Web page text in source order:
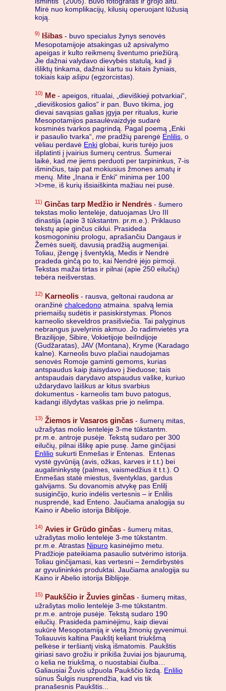
Mirė nuo komplikacijų, kilusių operuojant lūžusią
koją.
9) Išibas - buvo specialus žynys senovės
Mesopotamijoje atsakingas už apsivalymo
apeigas ir kulto reikmenų šventumo priežiūrą.
Jie dažnai valydavo dievybės statulą, kad ji
išliktų tinkama, dažnai kartu su kitais žyniais,
tokiais kaip ašipu (egzorcistas).
10) Me - apeigos, ritualai, „dieviškieji potvarkiai“,
„dieviškosios galios“ ir pan. Buvo tikima, jog
dievai savąsias galias įgyja per ritualus, kurie
Mesopotamijos pasaulėvaizdyje sudarė
kosminės tvarkos pagrindą. Pagal poemą „Enki
ir pasaulio tvarka“, me pradžių parengė Enlilis , o
vėliau perdavė Enki globai, kuris turėjo juos
išplatinti į įvairius šumerų centrus. Šumerai
laikė, kad me jiems perduoti per tarpininkus, 7-is
išminčius, taip pat mokiusius žmones amatų ir
menų. Mite „Inana ir Enki“ minima per 100
>I>me, iš kurių išsiaiškinta mažiau nei pusė.
11) Ginčas tarp Medžio ir Nendrės - šumero
tekstas molio lentelėje, datuojamas Uro III
dinastija (apie 3 tūkstantm. pr.m.e.). Priklauso
tekstų apie ginčus ciklui. Prasideda
kosmogoniniu prologu, aprašančiu Dangaus ir
Žemės sueitį, davusią pradžią augmenijai.
Toliau, įžengę į šventyklą, Medis ir Nendrė
pradeda ginčą po to, kai Nendrė įėjo pirmoji.
Tekstas mažai tirtas ir pilnai (apie 250 eilučių)
tebėra neišverstas.
12) Karneolis - rausva, geltonai raudona ar
oranžinė chalcedono atmaina. spalvą lemia
priemaišų sudėtis ir pasiskirstymas. Plonos
karneolio skeveldros prasišviečia. Tai palyginus
nebrangus juvelyrinis akmuo. Jo radimvietės yra
Brazilijoje, Sibire, Vokietijoje beiIndijoje
(Gudžaratas), JAV (Montana), Kryme (Karadago
kalne). Karneolis buvo plačiai naudojamas
senovės Romoje gaminti gemoms, kurias
antspaudus kaip įtaisydavo į žieduose; tais
antspaudais darydavo atspaudus vaške, kuriuo
uždarydavo laiškus ar kitus svarbius
dokumentus - karneolis tam buvo patogus,
kadangi išlydytas vaškas prie jo nelimpa.
13) Žiemos ir Vasaros ginčas - šumerų mitas,
užrašytas molio lentelėje 3-me tūkstantm.
pr.m.e. antroje pusėje. Tekstą sudaro per 300
eilučių, pilnai išlikę apie pusę. Jame ginčijasi
Enlilio sukurti Enmešas ir Entenas. Entenas
vystė gyvūniją (avis, ožkas, karves ir t.t.) bei
augalininkystę (palmes, vaismedžius it t.t.). O
Enmešas statė miestus, šventyklas, gardus
galvijams. Su dovanomis atvykę pas Enlilį
susiginčijo, kurio indėlis vertesnis – ir Enlilis
nusprendė, kad Enteno. Jaučiama analogija su
Kaino ir Abelio istorija Biblijoje.
14) Avies ir Grūdo ginčas - šumerų mitas,
užrašytas molio lentelėje 3-me tūkstantm.
pr.m.e. Atrastas Nipuro kasinėjimo metu.
Pradžioje pateikiama pasaulio sutvėrimo istorija.
Toliau ginčijamasi, kas vertesni – žemdirbystės
ar gyvulininkės produktai. Jaučiama analogija su
Kaino ir Abelio istorija Biblijoje.
15) Paukščio ir Žuvies ginčas - šumerų mitas,
užrašytas molio lentelėje 3-me tūkstantm.
pr.m.e. antroje pusėje. Tekstą sudaro 190
eilučių. Prasideda paminėjimu, kaip dievai
sukūrė Mesopotamiją ir vietą žmonių gyvenimui.
Toliauuvis kaltina Paukštį keliant triukšmą
pelkėse ir teršiantį viską išmatomis. Paukštis
giriasi savo grožiu ir prikiša žuviai jos bjaurumą,
o kelia ne triukšmą, o nuostabiai čiulba…
Galiausiai Žuvis užpuola Paukščio lizdą. Enlilio
sūnus Šulgis nusprendžia, kad vis tik
pranašesnis Paukštis...